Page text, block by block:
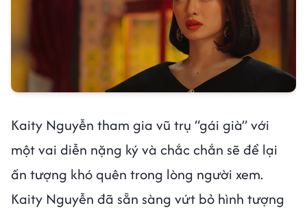
Kaity Nguyễn tham gia vũ trụ “gái già” với
một vai diễn nặng ký và chắc chắn sẽ để lại
ấn tượng khó quên trong lòng người xem.
Kaity Nguyễn đã sẵn sàng vứt bỏ hình tượng